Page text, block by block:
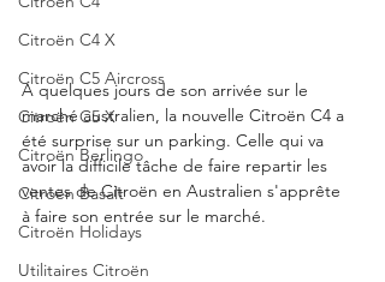
Citroën C4 X
Citroën C5 Aircross
Citroën C5 X
Citroën Berlingo
Citroën Basalt
Citroën Holidays
Utilitaires Citroën
A quelques jours de son arrivée sur le
marché australien, la nouvelle Citroën C4 a
été surprise sur un parking. Celle qui va
avoir la difficile tâche de faire repartir les
ventes de Citroën en Australien s'apprête
à faire son entrée sur le marché.